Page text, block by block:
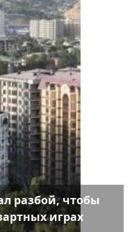
разбой, чтобы
играх